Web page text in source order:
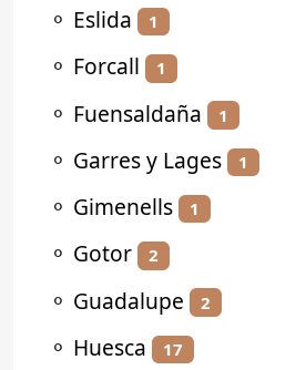
⚬ Eslida 1
⚬ Forcall 1
⚬ Fuensaldaña 1
⚬ Garres y Lages 1
⚬ Gimenells 1
⚬ Gotor 2
⚬ Guadalupe 2
⚬ Huesca 17